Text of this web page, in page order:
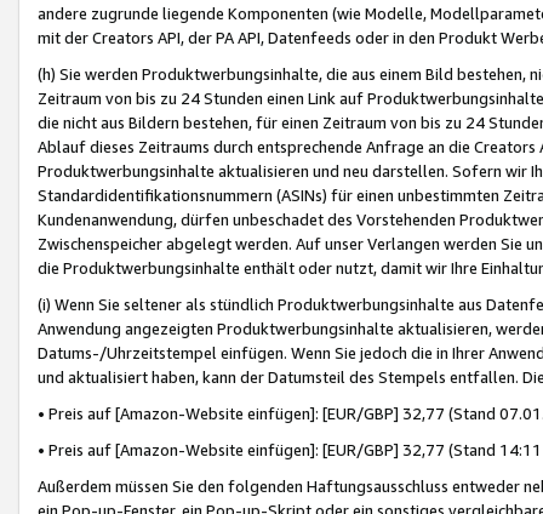
andere zugrunde liegende Komponenten (wie Modelle,
mit der Creators API, der PA API, Datenfeeds oder in den Produkt
(h) Sie werden Produktwerbungsinhalte, die aus einem Bild bestehen,
Zeitraum von bis zu 24 Stunden einen Link auf
die nicht aus Bildern bestehen, für einen Zeitraum von bis zu 24
Ablauf dieses Zeitraums durch entsprechende Anfrage an die
Produktwerbungsinhalte aktualisieren und neu darstellen. Sofern wir
Standardidentifikationsnummern (ASINs) für einen unbestimmten
Kundenanwendung, dürfen unbeschadet des Vorstehenden
Zwischenspeicher abgelegt werden. Auf unser Verlangen werden Sie
die Produktwerbungsinhalte enthält oder nutzt, damit wir Ihre
(i) Wenn Sie seltener als stündlich Produktwerbungsinhalte aus
Anwendung angezeigten Produktwerbungsinhalte aktualisieren,
Datums-/Uhrzeitstempel einfügen. Wenn Sie jedoch die in Ihrer
und aktualisiert haben, kann der Datumsteil des Stempels entfallen.
• Preis auf [Amazon-Website einfügen]: [EUR/GBP] 32,77 (Stand
• Preis auf [Amazon-Website einfügen]: [EUR/GBP] 32,77 (Stand
Außerdem müssen Sie den folgenden Haftungsausschluss entweder
ein Pop-up-Fenster, ein Pop-up-Skript oder ein sonstiges